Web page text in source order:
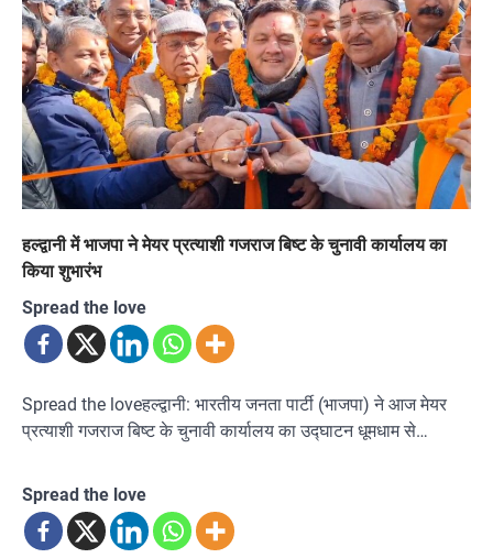
हल्द्वानी में भाजपा ने मेयर प्रत्याशी गजराज बिष्ट के चुनावी कार्यालय का
किया शुभारंभ
Spread the love
Spread the loveहल्द्वानी: भारतीय जनता पार्टी (भाजपा) ने आज मेयर
प्रत्याशी गजराज बिष्ट के चुनावी कार्यालय का उद्घाटन धूमधाम से…
Spread the love